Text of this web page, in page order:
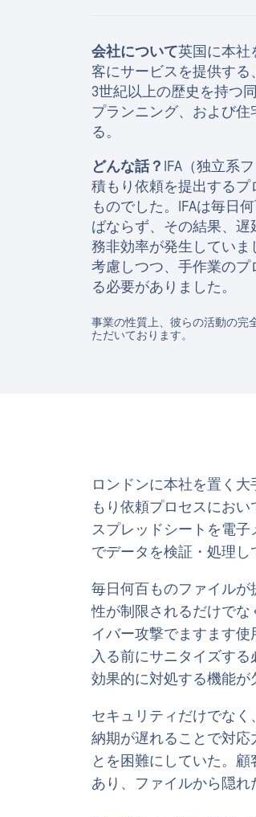
会社について英国に本社
客にサービスを提供する
3世紀以上の歴史を持つ
プランニング、および
る。
どんな話？ IFA（独立系
積もり依頼を提出する
ものでした。IFAは毎日
ばならず、その結果、
務非効率が発生していま
考慮しつつ、手作業のプ
る必要がありました。
事業の性質上、彼らの活動の完
ただいております。
ロンドンに本社を置く
もり依頼プロセスにお
スプレッドシートを電
でデータを検証・処理し
毎日何百ものファイル
性が制限されるだけで
イバー攻撃でますます
入る前にサニタイズす
効果的に対処する機能が
セキュリティだけでな
納期が遅れることで対
とを困難にしていた。
あり、ファイルから隠れ